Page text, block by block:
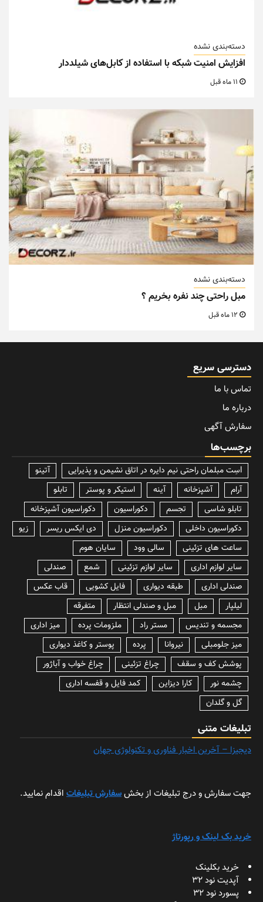
دسته‌بندی نشده
افزایش امنیت شبکه با استفاده از کابل‌های شیلددار
دسته‌بندی نشده
مبل راحتی چند نفره بخریم ؟
دسترسی سریع
تماس با ما
درباره ما
سفارش آگهی
برچسب‌ها
lسِت مبلمان راحتی نیم دایره در اتاق نشیمن و پذیرایی
آتینو
آرام
آشپزخانه آینه استیکر و پوستر
تابلو
تابلو شاسی
تجسم دکوراسیون
دکوراسیون آشپزخانه
دکوراسیون داخلی
دکوراسیون منزل دی ایکس ریسر
زیو
ساعت های تزئینی
سالی وود
سایان هوم
سایر لوازم اداری
سایر لوازم تزئینی شمع
صندلی
صندلی اداری
طبقه دیواری فایل کشویی
قاب عکس
لیلپار
مبل مبل و صندلی انتظار
متفرقه
مجسمه و تندیس
مستر راد ملزومات پرده
میز اداری
میز جلومبلی
نیروانا پرده
پوستر و کاغذ دیواری
پوشش کف و سقف
چراغ تزئینی
چراغ خواب و آباژور
چشمه نور
کارا دیزاین
کمد فایل و قفسه اداری
گل و گلدان
تبلیغات متنی
دیجیزا – آخرین اخبار فناوری و تکنولوژی جهان
جهت سفارش و درج تبلیغات از بخشسفارش تبلیغات اقدام نمایید.
خرید بک لینک و رپورتاژ
خرید بکلینک
آپدیت نود 32
پسورد نود 32